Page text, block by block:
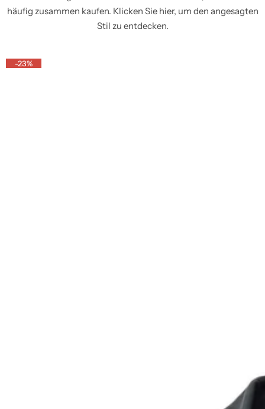
häufig zusammen kaufen. Klicken Sie hier, um den angesagten
Stil zu entdecken.
-23%